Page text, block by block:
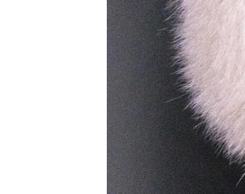
선재도서 해루질 나섰다 실종 60대,
남자 농구, 나고야 아시안게임서 '홈
여수 오동도 해상서 모터보트 전복
극한폭염 한풀 꺾이지만…'낮 최고
축구협회 "압수수색·성접대 논란
[속보]'압수수색·성접대 논란' 축구
'최고 37도' 폭염 지속…강원동해안
[속보]뉴욕증시 상승 마감…S&P